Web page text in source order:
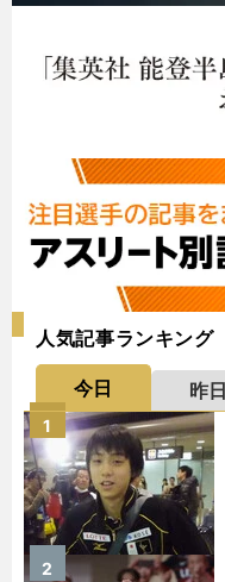
人気記事ランキング
今日 昨日
1
2